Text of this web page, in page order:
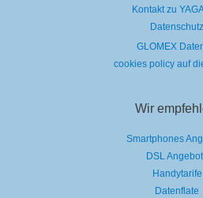
Kontakt zu
Datenschutz
GLOMEX
cookies policy auf
Wir
Smartphones
DSL
Handytarife
Datenflate